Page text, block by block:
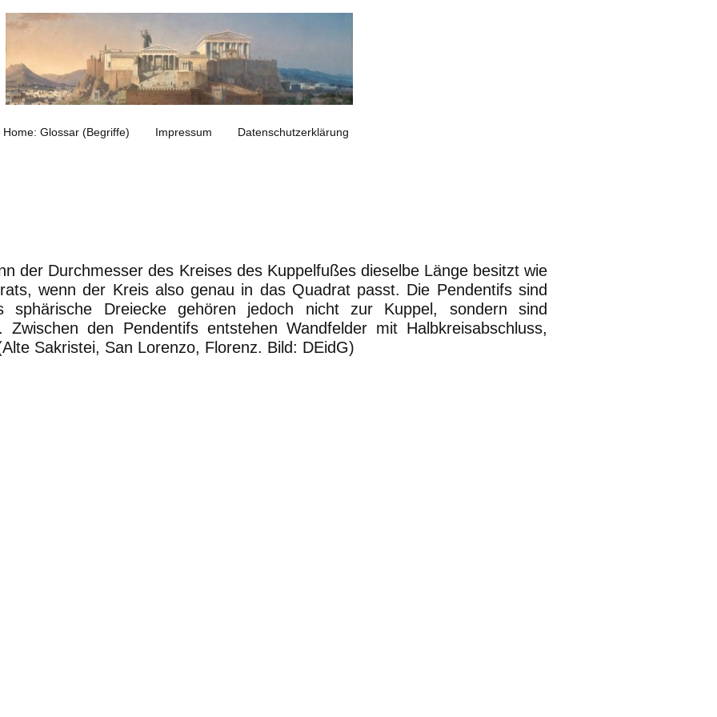
Home: Glossar (Begriffe) Impressum Datenschutzerklärung
der Durchmesser des Kreises des Kuppelfußes dieselbe Länge besitzt wie
wenn der Kreis also genau in das Quadrat passt. Die Pendentifs sind
sphärische Dreiecke gehören jedoch nicht zur Kuppel, sondern sind
Zwischen den Pendentifs entstehen Wandfelder mit Halbkreisabschluss,
Sakristei, San Lorenzo, Florenz. Bild: DEidG)